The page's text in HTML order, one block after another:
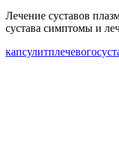
Лечение суставов
сустава симптомы и
капсулитплечевого